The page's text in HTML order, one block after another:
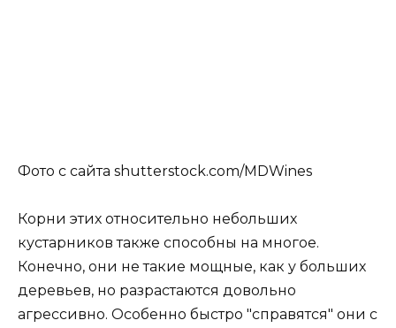
Фото с сайта shutterstock.com/MDWines
Корни этих относительно небольших
кустарников также способны на многое.
Конечно, они не такие мощные, как у больших
деревьев, но разрастаются довольно
агрессивно. Особенно быстро "справятся" они с